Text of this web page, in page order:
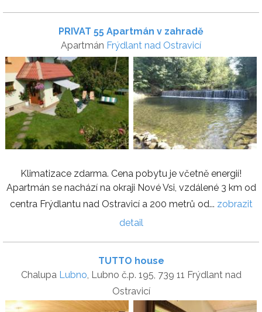
PRIVAT 55 Apartmán v zahradě
Apartmán Frýdlant nad Ostravicí
Klimatizace zdarma. Cena pobytu je včetně energií!
Apartmán se nachází na okraji Nové Vsi, vzdálené 3 km od
centra Frýdlantu nad Ostravicí a 200 metrů od... zobrazit
detail
TUTTO house
Chalupa Lubno, Lubno č.p. 195, 739 11 Frýdlant nad
Ostravicí